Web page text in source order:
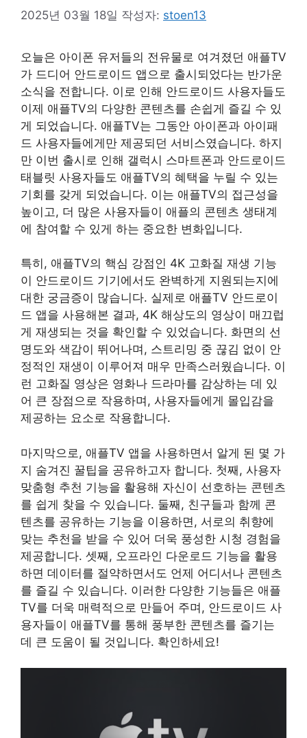
2025년 03월 18일 작성자: stoen13
오늘은 아이폰 유저들의 전유물로 여겨졌던 애플TV
가 드디어 안드로이드 앱으로 출시되었다는 반가운
소식을 전합니다. 이로 인해 안드로이드 사용자들도
이제 애플TV의 다양한 콘텐츠를 손쉽게 즐길 수 있
게 되었습니다. 애플TV는 그동안 아이폰과 아이패
드 사용자들에게만 제공되던 서비스였습니다. 하지
만 이번 출시로 인해 갤럭시 스마트폰과 안드로이드
태블릿 사용자들도 애플TV의 혜택을 누릴 수 있는
기회를 갖게 되었습니다. 이는 애플TV의 접근성을
높이고, 더 많은 사용자들이 애플의 콘텐츠 생태계
에 참여할 수 있게 하는 중요한 변화입니다.
특히, 애플TV의 핵심 강점인 4K 고화질 재생 기능
이 안드로이드 기기에서도 완벽하게 지원되는지에
대한 궁금증이 많습니다. 실제로 애플TV 안드로이
드 앱을 사용해본 결과, 4K 해상도의 영상이 매끄럽
게 재생되는 것을 확인할 수 있었습니다. 화면의 선
명도와 색감이 뛰어나며, 스트리밍 중 끊김 없이 안
정적인 재생이 이루어져 매우 만족스러웠습니다. 이
런 고화질 영상은 영화나 드라마를 감상하는 데 있
어 큰 장점으로 작용하며, 사용자들에게 몰입감을
제공하는 요소로 작용합니다.
마지막으로, 애플TV 앱을 사용하면서 알게 된 몇 가
지 숨겨진 꿀팁을 공유하고자 합니다. 첫째, 사용자
맞춤형 추천 기능을 활용해 자신이 선호하는 콘텐츠
를 쉽게 찾을 수 있습니다. 둘째, 친구들과 함께 콘
텐츠를 공유하는 기능을 이용하면, 서로의 취향에
맞는 추천을 받을 수 있어 더욱 풍성한 시청 경험을
제공합니다. 셋째, 오프라인 다운로드 기능을 활용
하면 데이터를 절약하면서도 언제 어디서나 콘텐츠
를 즐길 수 있습니다. 이러한 다양한 기능들은 애플
TV를 더욱 매력적으로 만들어 주며, 안드로이드 사
용자들이 애플TV를 통해 풍부한 콘텐츠를 즐기는
데 큰 도움이 될 것입니다. 확인하세요!